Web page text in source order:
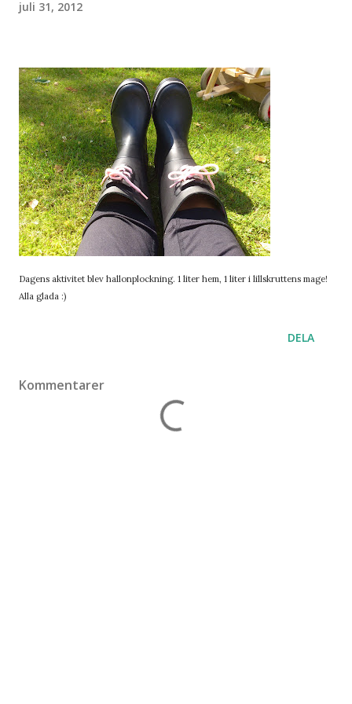
juli 31, 2012
Dagens aktivitet blev hallonplockning. 1 liter hem, 1 liter i lillskruttens mage!
Alla glada :)
DELA
Kommentarer